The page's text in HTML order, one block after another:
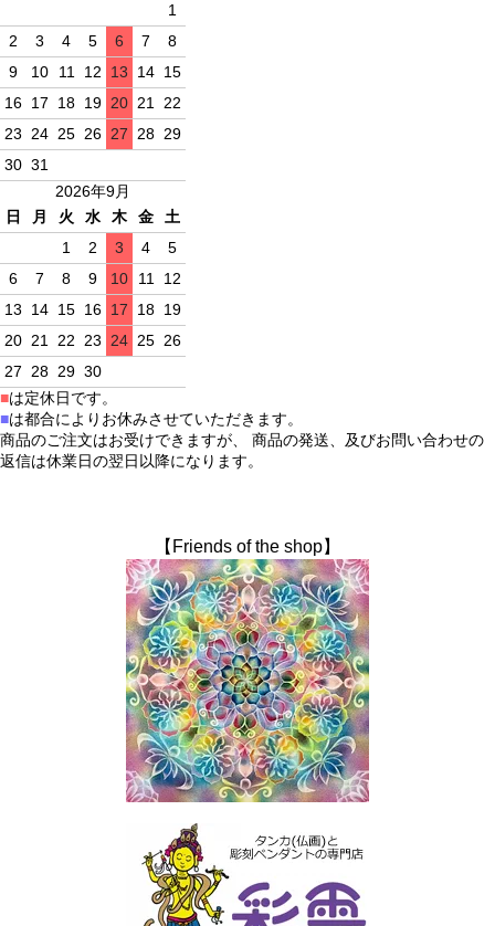
1
2
3 4 5 6 7
8
9
10 11 12 13 14 15
16 17 18 19 20 21
22
23
24 25 26 27 28 29
30 31
2026年9月
日
月 火 水 木 金
土
1
2 3 4
5
6
7 8 9 10 11
12
13
14 15 16 17 18 19
20 21 22 23 24 25 26
27
28 29 30
■は定休日です。
■は都合によりお休みさせていただきます。
商品のご注文はお受けできますが、 商品の発送、及びお問い合わせの
返信は休業日の翌日以降になります。
【Friends of the shop】